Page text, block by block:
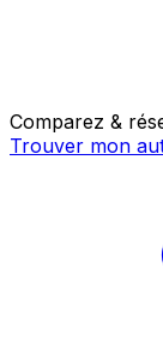
Comparez &
Trouver mon